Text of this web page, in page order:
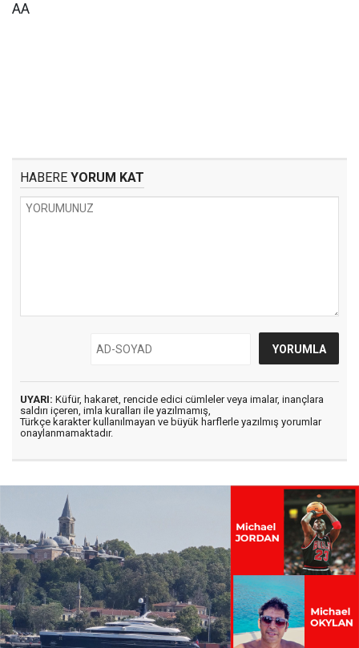
AA
HABERE YORUM KAT
UYARI: Küfür, hakaret, rencide edici cümleler veya imalar, inançlara
saldırı içeren, imla kuralları ile yazılmamış,
Türkçe karakter kullanılmayan ve büyük harflerle yazılmış yorumlar
onaylanmamaktadır.